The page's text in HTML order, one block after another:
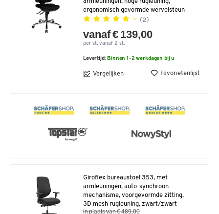
armleuningen, hoge rugleuning,
ergonomisch gevormde wervelsteun
(2)
vanaf € 139,00
per st. vanaf 2 st.
Levertijd:Binnen 1-2 werkdagen bij u
Vergelijken Favorietenlijst
Giroflex bureaustoel 353, met
armleuningen, auto-synchroon
mechanisme, voorgevormde zitting,
3D mesh rugleuning, zwart/zwart
in plaats van € 489,00